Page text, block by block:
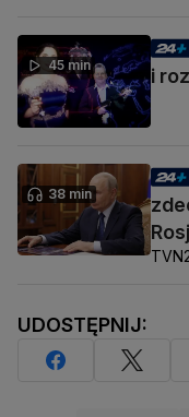
45 min
i
38 min
UDOSTĘPNIJ: